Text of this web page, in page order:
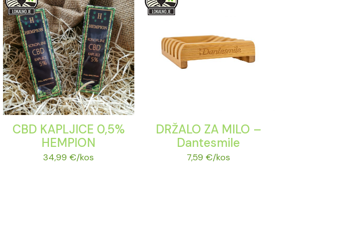
CBD KAPLJICE 0,5%
HEMPION
34,99€/kos
DRŽALO ZA MILO –
Dantesmile
7,59€/kos